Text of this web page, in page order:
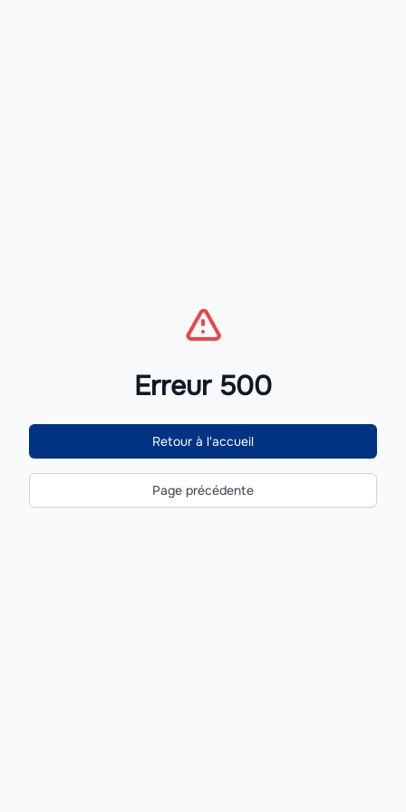
Erreur 500
Retour à l'accueil
Page précédente